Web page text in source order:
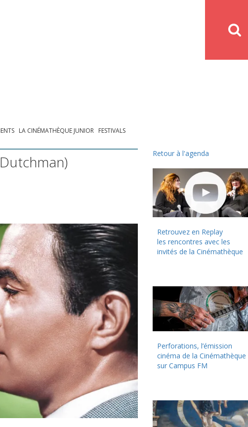
LA CINÉMATHÈQUE JUNIOR FESTIVALS
Retour à l'agenda
Retrouvez en Replay
les rencontres avec les
invités de la Cinémathèque
Perforations, l’émission
cinéma de la Cinémathèque
sur Campus FM